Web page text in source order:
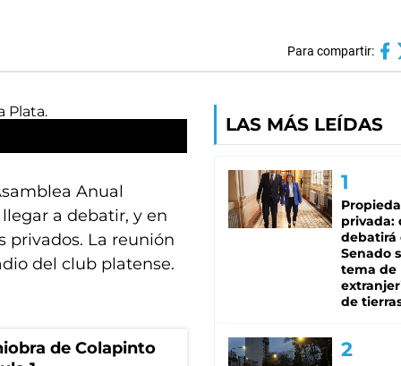
Para compartir:
Anual
a debatir, y en
privados. La reunión
del club platense.
de Colapinto
LAS MÁS LEÍDAS
privada:
debatirá
Senado
tema de
de